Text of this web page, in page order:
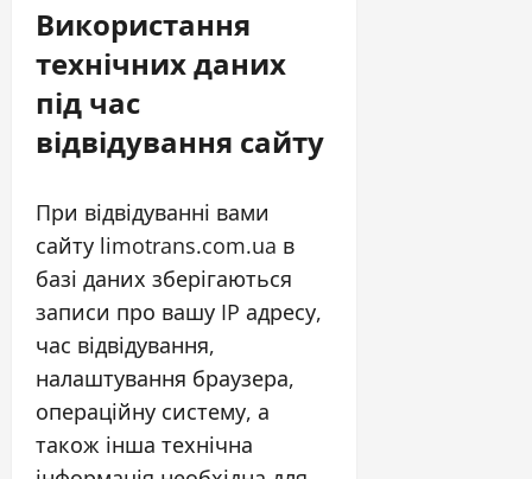
Використання
технічних даних
під час
відвідування сайту
При відвідуванні вами
сайту limotrans.com.ua в
базі даних зберігаються
записи про вашу IP адресу,
час відвідування,
налаштування браузера,
операційну систему, а
також інша технічна